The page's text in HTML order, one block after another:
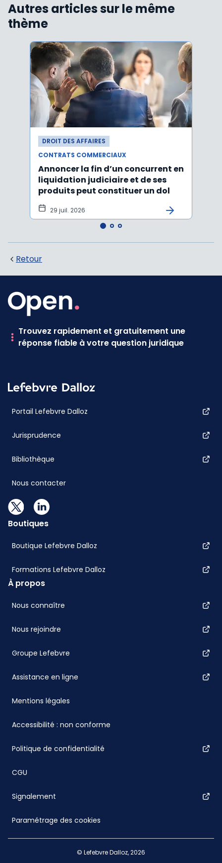
Autres articles sur le même
thème
DROIT DES AFFAIRES
CONTRATS COMMERCIAUX
Annoncer la fin d’un concurrent en
liquidation judiciaire et de ses
produits peut constituer un dol
29 juil. 2026
Retour
Trouvez rapidement et gratuitement une
réponse fiable à votre question juridique
Portail Lefebvre Dalloz
Jurisprudence
Bibliothèque
Nous contacter
Boutiques
Boutique Lefebvre Dalloz
Formations Lefebvre Dalloz
À propos
Nous connaître
Nous rejoindre
Groupe Lefebvre
Assistance en ligne
Mentions légales
Accessibilité : non conforme
Politique de confidentialité
CGU
Signalement
Paramétrage des cookies
© Lefebvre Dalloz, 2026